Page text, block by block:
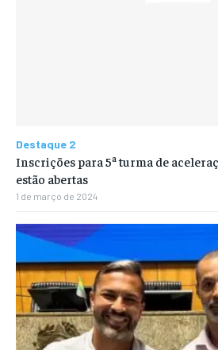
Destaque 2
Inscrições para 5ª turma de
estão abertas
1 de março de 2024